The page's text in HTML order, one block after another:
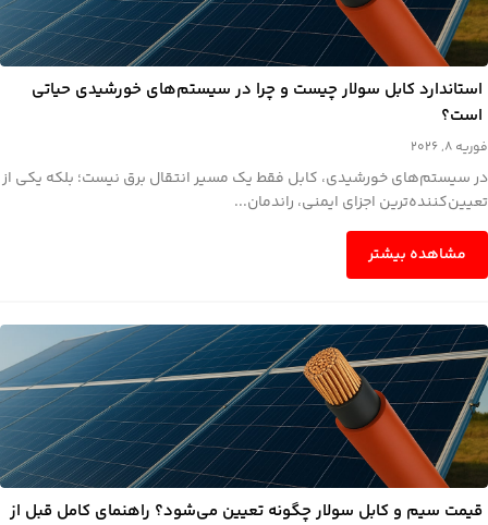
استاندارد کابل سولار چیست و چرا در سیستم‌های خورشیدی حیاتی
است؟
فوریه 8, 2026
در سیستم‌های خورشیدی، کابل فقط یک مسیر انتقال برق نیست؛ بلکه یکی از
تعیین‌کننده‌ترین اجزای ایمنی، راندمان...
مشاهده بیشتر
قیمت سیم و کابل سولار چگونه تعیین می‌شود؟ راهنمای کامل قبل از